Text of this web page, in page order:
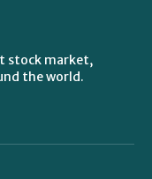
stock market,
the world.